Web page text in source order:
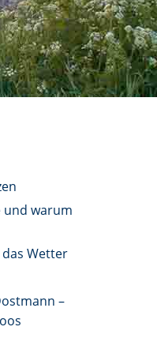
und warum
Wetter
–